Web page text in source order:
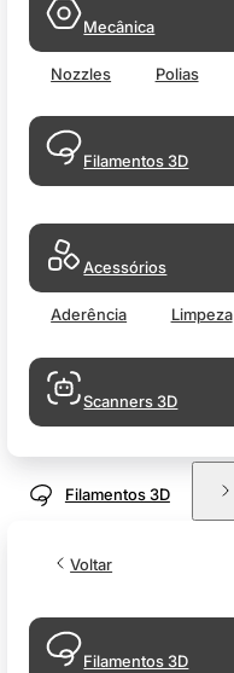
Mecânica
Nozzles Polias
Filamentos 3D
Acessórios
Aderência Limpeza
Scanners 3D
Filamentos 3D
Voltar
Filamentos 3D